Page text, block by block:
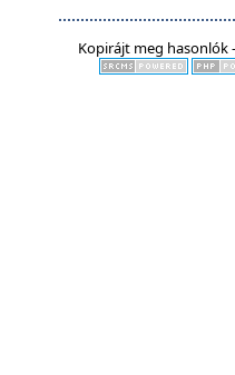
Kopirájt meg hasonlók